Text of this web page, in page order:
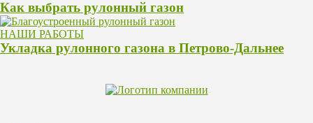
Как выбрать рулонный газон
НАШИ РАБОТЫ
Укладка рулонного газона в Петрово-Дальнее